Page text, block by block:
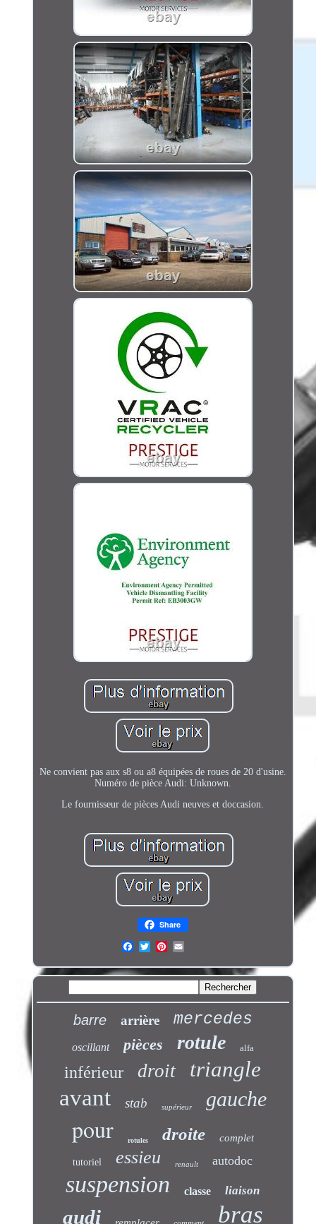
Ne convient pas aux s8 ou a8 équipées de roues de 20 d'usine.
Numéro de pièce Audi: Unknown.
Le fournisseur de pièces Audi neuves et doccasion.
Share
barre arrière mercedes
oscillant pièces rotule alfa
inférieur droit triangle
avant stab supérieur gauche
pour rotules droite complet
tutoriel essieu renault autodoc
suspension classe liaison
audi bras